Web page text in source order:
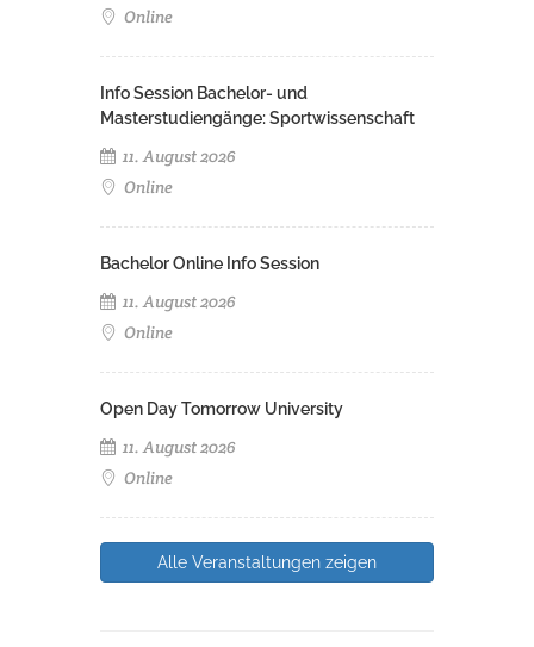
Online
Info Session Bachelor- und
Masterstudiengänge: Sportwissenschaft
11. August 2026
Online
Bachelor Online Info Session
11. August 2026
Online
Open Day Tomorrow University
11. August 2026
Online
Alle Veranstaltungen zeigen